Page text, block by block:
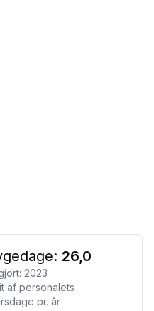
26,0
2023
af personalets
pr. år